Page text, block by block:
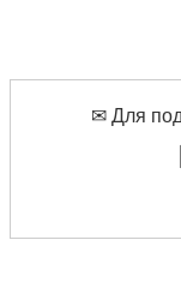
✉ Для